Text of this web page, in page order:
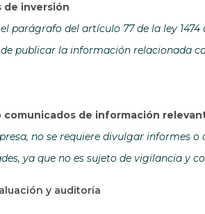
de inversión
parágrafo del artículo 77 de la ley
publicar la información relacionada
comunicados de información
no se requiere divulgar informes
ya que no es sujeto de vigilancia y
y auditoría